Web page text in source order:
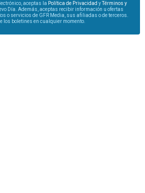
aceptas la Política de Privacidad yTérminos y
Día. Además, aceptas recibir información u ofertas
o servicios de GFR Media, sus afiliadas o de terceros.
los boletines en cualquier momento.